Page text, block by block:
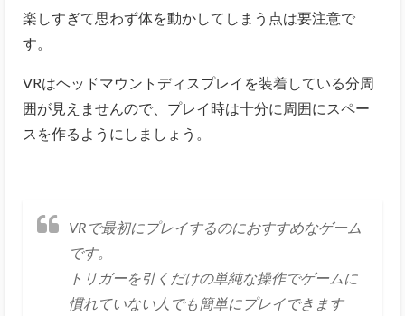
楽しすぎて思わず体を動かしてしまう点は要注意で
す。
VRはヘッドマウントディスプレイを装着している分周
囲が見えませんので、プレイ時は十分に周囲にスペー
スを作るようにしましょう。
VRで最初にプレイするのにおすすめなゲーム
です。
トリガーを引くだけの単純な操作でゲームに
慣れていない人でも簡単にプレイできます